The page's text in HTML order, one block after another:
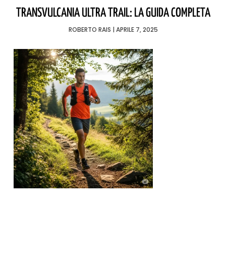
TRANSVULCANIA ULTRA TRAIL: LA GUIDA COMPLETA
ROBERTO RAIS APRILE 7, 2025